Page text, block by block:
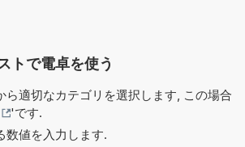
トで電卓を使う
ら適切なカテゴリを選択します, この場合
'です.
数値を入力します.